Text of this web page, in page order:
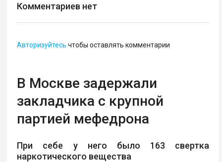
Комментариев нет
Авторизуйтесь чтобы оставлять комментарии
В Москве задержали
закладчика с крупной
партией мефедрона
При себе у него было 163 свертка
наркотического вещества